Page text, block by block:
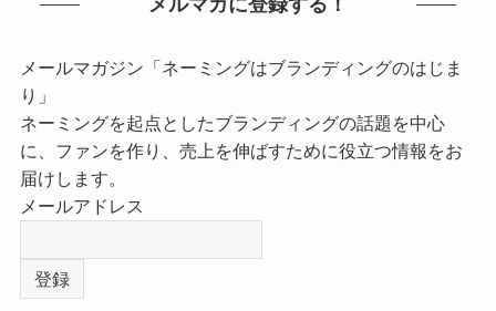
メルマガに登録する！
メールマガジン「ネーミングはブランディングのはじま
り」
ネーミングを起点としたブランディングの話題を中心
に、ファンを作り、売上を伸ばすために役立つ情報をお
届けします。
メールアドレス